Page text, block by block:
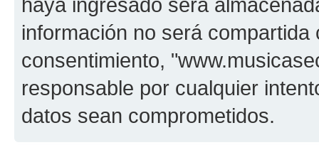
información no será
consentimiento,
responsable por cualquier
datos sean comprometidos.